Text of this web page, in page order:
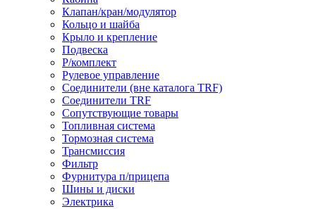
Клапан/кран/модулятор
Кольцо и шайба
Крыло и крепление
Подвеска
Р/комплект
Рулевое управление
Соединители (вне каталога TRF)
Соединители TRF
Сопутствующие товары
Топливная система
Тормозная система
Трансмиссия
Фильтр
Фурнитура п/прицепа
Шины и диски
Электрика